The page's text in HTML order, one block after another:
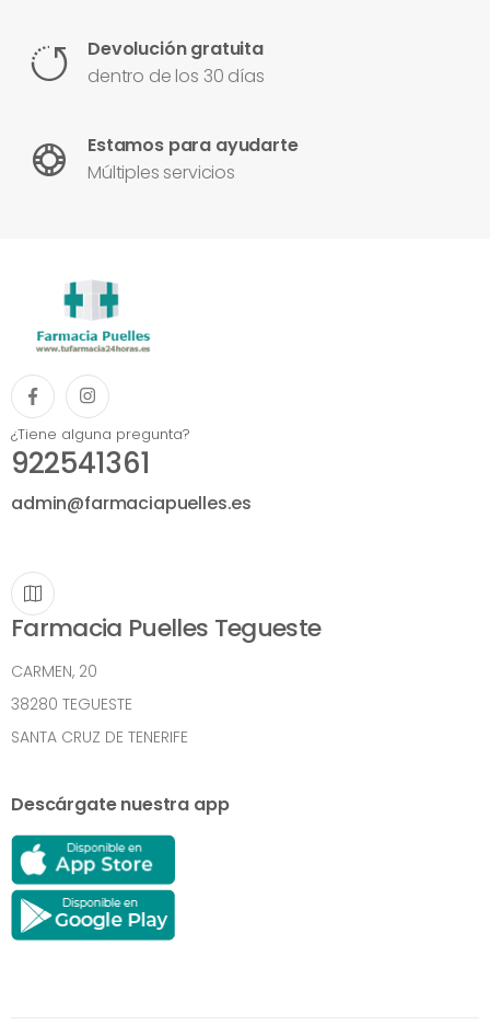
Devolución gratuita
dentro de los 30 días
Estamos para ayudarte
Múltiples servicios
¿Tiene alguna pregunta?
922541361
admin@farmaciapuelles.es
Farmacia Puelles Tegueste
CARMEN, 20
38280 TEGUESTE
SANTA CRUZ DE TENERIFE
Descárgate nuestra app